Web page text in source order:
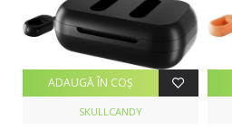
SKULLCANDY
ADAUGĂ ÎN COŞ